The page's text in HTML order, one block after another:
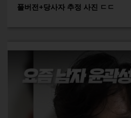
풀버전+당사자 추정 사진 ㄷㄷ